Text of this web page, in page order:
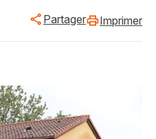
Partager Imprimer